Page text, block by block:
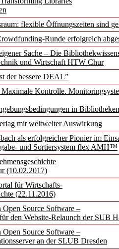
flexible Öffnungszeiten sind
Runde erfolgreich
Sache – Die
und Wirtschaft HTW Chur
der bessere DEAL”
Kontrolle.
in
mit weltweiter Auswirkung
als erfolgreicher Pionier im
und Sortiersystem flex AMH™
(10.02.2017)
für Wirtschafts-
(22.11.2016)
Source Software –
den Website-Relaunch der SUB
Source Software –
an der SLUB Dresden
Verlag geht
Arbeitsabläufe zur
seine neueste Partnerschaft mit
zu geben. Von dieser neuen
eine bessere